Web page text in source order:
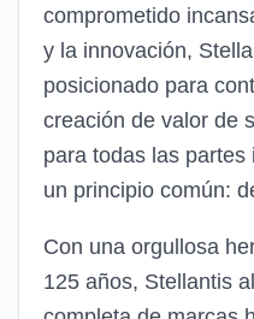
comprometido
y la innovación,
posicionado para
creación de valor de
para todas las
un principio común:
Con una orgullosa
125 años, Stellantis